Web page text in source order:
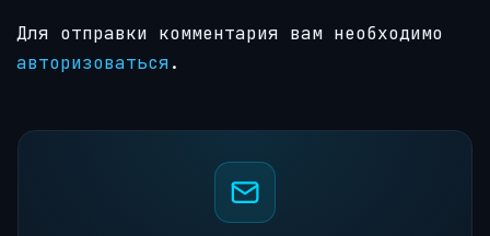
Для отправки комментария вам необходимо
авторизоваться.